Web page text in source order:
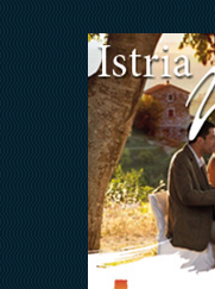
Arena Hospitality Group